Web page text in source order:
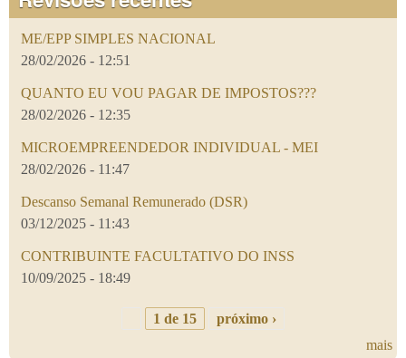
ME/EPP SIMPLES NACIONAL
28/02/2026 - 12:51
QUANTO EU VOU PAGAR DE IMPOSTOS???
28/02/2026 - 12:35
MICROEMPREENDEDOR INDIVIDUAL - MEI
28/02/2026 - 11:47
Descanso Semanal Remunerado (DSR)
03/12/2025 - 11:43
CONTRIBUINTE FACULTATIVO DO INSS
10/09/2025 - 18:49
1 de 15
próximo ›
mais